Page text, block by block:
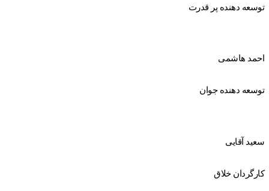
توسعه دهنده پر قدرت
احمد هاشمی
توسعه دهنده جوان
سعید آقایی
کارگردان خلاق